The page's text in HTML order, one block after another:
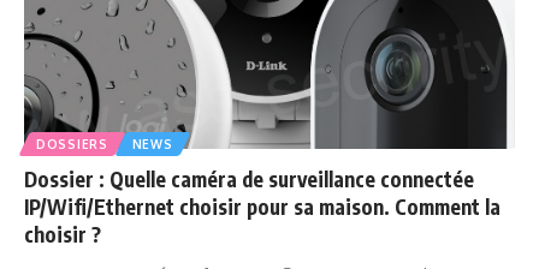
DOSSIERS NEWS
Dossier : Quelle caméra de surveillance connectée
IP/Wifi/Ethernet choisir pour sa maison. Comment la
choisir ?